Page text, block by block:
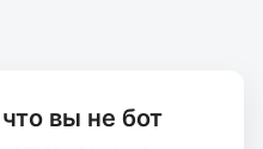
вы не бот